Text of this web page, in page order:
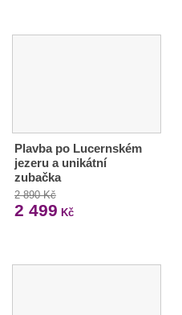
Plavba po Lucernském
jezeru a unikátní
zubačka
2 890 Kč
2 499 Kč